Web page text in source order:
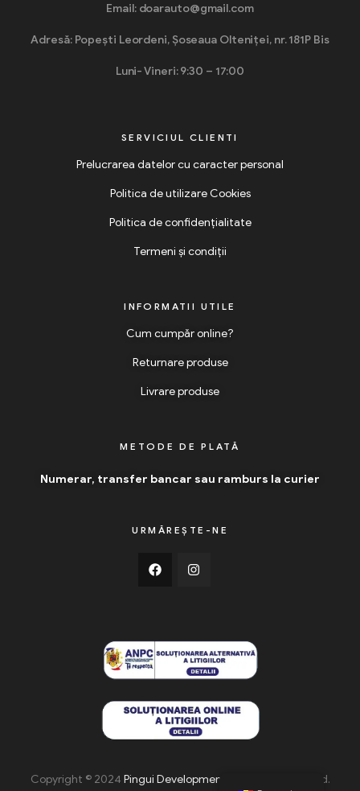
Email: doarauto@gmail.com
Adresă: Popești Leordeni, Șoseaua Olteniței, nr. 181P Bis
Luni- Vineri: 9:30 – 17:00
SERVICIUL CLIENTI
Prelucrarea datelor cu caracter personal
Politica de utilizare Cookies
Politica de confidențialitate
Termeni și condiții
INFORMATII UTILE
Cum cumpăr online?
Returnare produse
Livrare produse
METODE DE PLATĂ
Numerar, transfer bancar sau ramburs la curier
URMĂREȘTE-NE
Copyright © 2024 Pingui Development . All Rights Reserved.